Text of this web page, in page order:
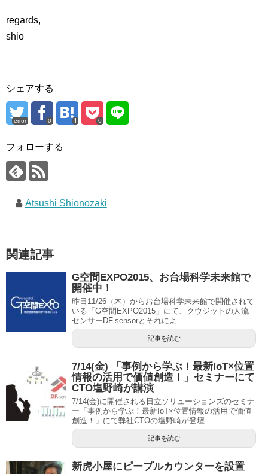
regards,
shio
シェアする
error 0 0
フォローする
Atsushi Shionozaki
関連記事
G空間EXPO2015、お台場科学未来館で
開催中！
昨日11/26（木）からお台場科学未来館で開催されて
いる「G空間EXPO2015」にて、クウジットの人流
センサーDF.sensorとそれによ...
記事を読む
7/14(金) 「事例から学ぶ！最新IoT×位置
情報の活用で価値創造！」セミナーにて
CTO塩野崎が講演
7/14(金)に開催される日立ソリューションズのセミナ
ー「事例から学ぶ！最新IoT×位置情報の活用で価値
創造！」にて弊社CTOの塩野崎が登壇...
記事を読む
新虎小屋にピープルカウンターを設置